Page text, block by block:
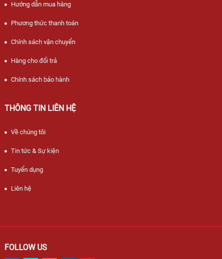
Hướng dẫn mua hàng
Phương thức thanh toán
Chính sách vận chuyển
Hàng cho đổi trả
Chính sách bảo hành
THÔNG TIN LIÊN HỆ
Về chúng tôi
Tin tức & Sự kiện
Tuyển dụng
Liên hệ
FOLLOW US